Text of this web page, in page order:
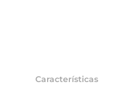
Características